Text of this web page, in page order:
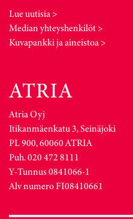
Lue uutisia >
Median yhteyshenkilöt >
Kuvapankki ja aineistoa >
Atria Oyj
Itikanmäenkatu 3, Seinäjoki
PL 900, 60060 ATRIA
Puh. 020 472 8111
Y-Tunnus 0841066-1
Alv numero FI08410661